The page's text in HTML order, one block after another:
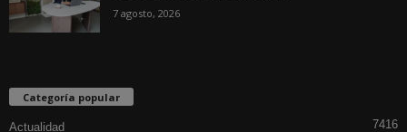
7 agosto, 2026
Categoría popular
Actualidad 7416